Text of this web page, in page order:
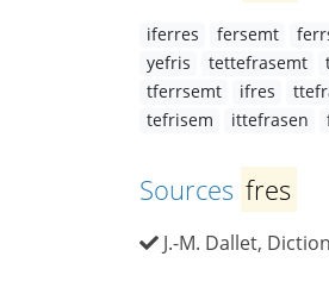
iferres fersemt
yefris
tettefrasemt
tferrsemt
ifres
tefrisem
ittefrasen
Sources fres
J.-M. Dallet,